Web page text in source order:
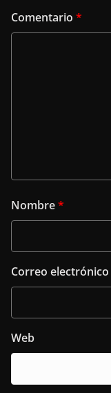
Comentario *
Nombre*
Correo electrónico
Web